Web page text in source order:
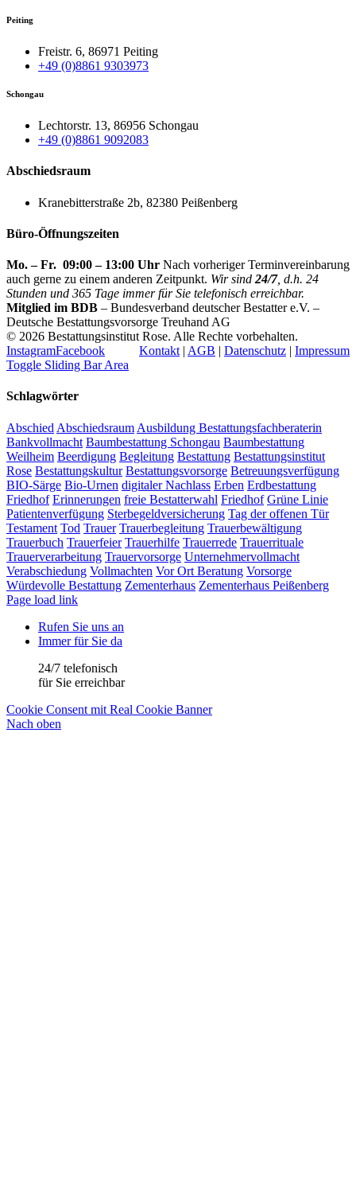
Peiting
Freistr. 6, 86971 Peiting
+49 (0)8861 9303973
Schongau
Lechtorstr. 13, 86956 Schongau
+49 (0)8861 9092083
Abschiedsraum
Kranebitterstraße 2b, 82380 Peißenberg
Büro-Öffnungszeiten
Mo. – Fr. 09:00 – 13:00 Uhr Nach vorheriger Terminvereinbarung
auch gerne zu einem anderen Zeitpunkt. Wir sind 24/7, d.h. 24
Stunden und 365 Tage immer für Sie telefonisch erreichbar.
Mitglied im BDB – Bundesverband deutscher Bestatter e.V. –
Deutsche Bestattungsvorsorge Treuhand AG
© 2026 Bestattungsinstitut Rose. Alle Rechte vorbehalten.
Kontakt | AGB | Datenschutz | Impressum
InstagramFacebook
Toggle Sliding Bar Area
Schlagwörter
Abschied Abschiedsraum Ausbildung Bestattungsfachberaterin
Bankvollmacht Baumbestattung Schongau Baumbestattung
Weilheim Beerdigung Begleitung Bestattung Bestattungsinstitut
Rose Bestattungskultur Bestattungsvorsorge Betreuungsverfügung
BIO-Särge Bio-Urnen digitaler Nachlass Erben Erdbestattung
Friedhof Erinnerungen freie Bestatterwahl Friedhof Grüne Linie
Patientenverfügung Sterbegeldversicherung Tag der offenen Tür
Testament Tod Trauer Trauerbegleitung Trauerbewältigung
Trauerbuch Trauerfeier Trauerhilfe Trauerrede Trauerrituale
Trauerverarbeitung Trauervorsorge Unternehmervollmacht
Verabschiedung Vollmachten Vor Ort Beratung Vorsorge
Würdevolle Bestattung Zementerhaus Zementerhaus Peißenberg
Page load link
Rufen Sie uns an
Immer für Sie da
24/7 telefonisch
für Sie erreichbar
Cookie Consent mit Real Cookie Banner
Nach oben